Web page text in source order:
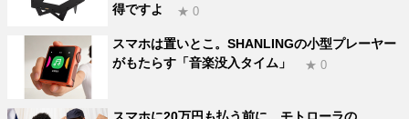
得ですよ
★ 0
スマホは置いとこ。SHANLINGの小型プレーヤー
がもたらす「音楽没入タイム」
★ 0